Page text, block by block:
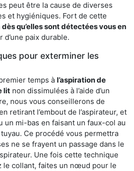
peut être la cause de diverses
et hygiéniques. Fort de cette
qu’elles sont détectées vous en
d’une paix durable.
pour exterminer les
temps à l’aspiration de
lit non dissimulées à l’aide d’un
nous vous conseillerons de
retirant l’embout de l’aspirateur, et
un mi-bas en faisant un faux-col au
tuyau. Ce procédé vous permettra
ne se frayent un passage dans le
Une fois cette technique
le collant, faites un nœud pour le